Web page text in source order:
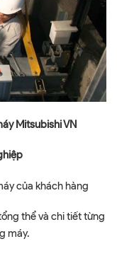
Mitsubishi VN
của khách hàng
thể và chi tiết từng
máy.